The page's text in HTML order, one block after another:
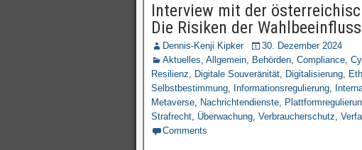
Interview mit der
Die Risiken der
Dennis-Kenji Kipker
30. Dezember 2024
Aktuelles, Allgemein, Behörden, Compliance,
Resilienz, Digitale Souveränität, Digitalisierung,
Selbstbestimmung, Informationsregulierung,
Metaverse, Nachrichtendienste,
Strafrecht, Überwachung, Verbraucherschutz,
Comments